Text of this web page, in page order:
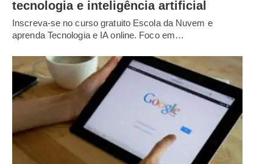
tecnologia e inteligência artificial
Inscreva-se no curso gratuito Escola da Nuvem e
aprenda Tecnologia e IA online. Foco em…